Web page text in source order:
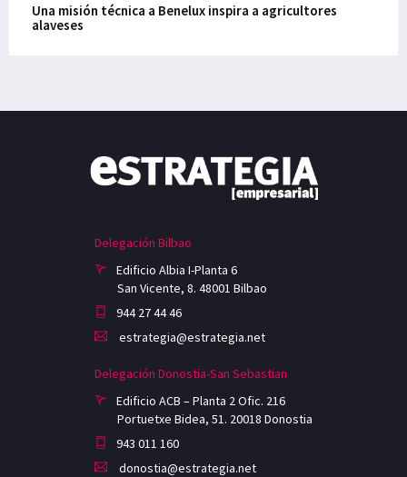
Una misión técnica a Benelux inspira a agricultores
alaveses
Delegación Bilbao
Edificio Albia I-Planta 6
San Vicente, 8. 48001 Bilbao
944 27 44 46
estrategia@estrategia.net
Delegación Donostia-San Sebastian
Edificio ACB – Planta 2 Ofic. 216
Portuetxe Bidea, 51. 20018 Donostia
943 011 160
donostia@estrategia.net